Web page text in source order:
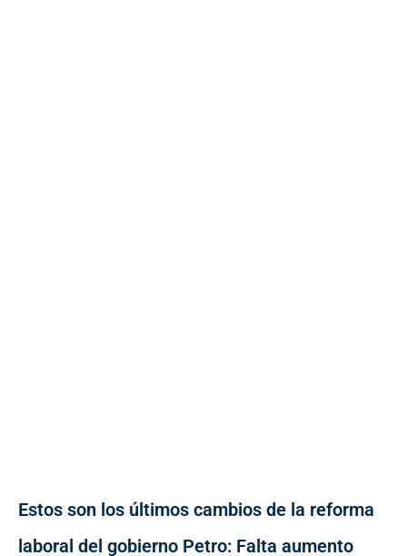
Estos son los últimos cambios de la reforma
laboral del gobierno Petro: Falta aumento